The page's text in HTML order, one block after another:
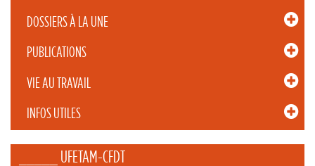
DOSSIERS À LA UNE
PUBLICATIONS
VIE AU TRAVAIL
INFOS UTILES
_____ UFETAM-CFDT